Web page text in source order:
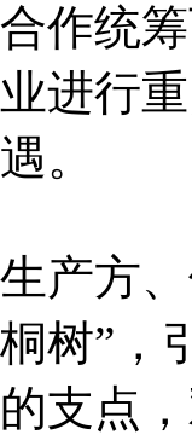
合作统
业进行
遇。
生产方
桐树”，
的支点